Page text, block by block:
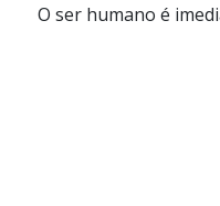
O ser humano é